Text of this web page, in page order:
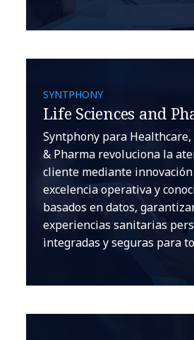
SYNTPHONY
Life Sciences and
Syntphony para Healthcare,
& Pharma revoluciona la
cliente mediante
excelencia operativa y
basados en datos,
experiencias sanitarias
integradas y seguras para